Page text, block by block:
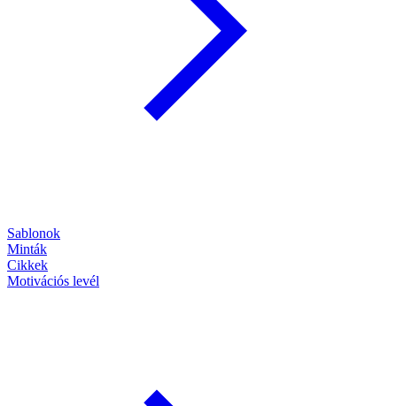
Sablonok
Minták
Cikkek
Motivációs levél